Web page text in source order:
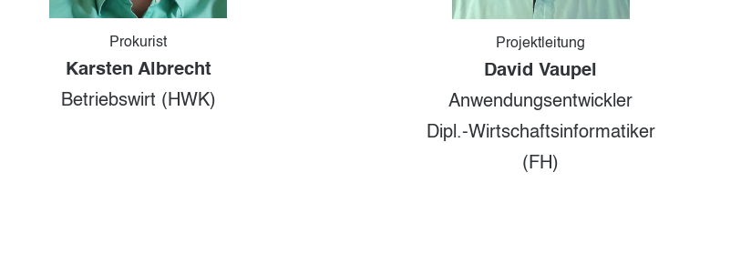
Prokurist
Karsten Albrecht
Betriebswirt (HWK)
Projektleitung
David Vaupel
Anwendungsentwickler
Dipl.-Wirtschaftsinformatiker
(FH)